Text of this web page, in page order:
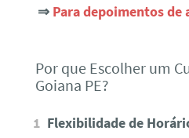
⇒ Para depoimentos de
Por que Escolher um
Goiana PE?
Flexibilidade de